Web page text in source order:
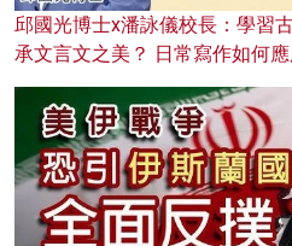
邱國光博士x潘詠儀校長：學習
承文言文之美？ 日常寫作如何應